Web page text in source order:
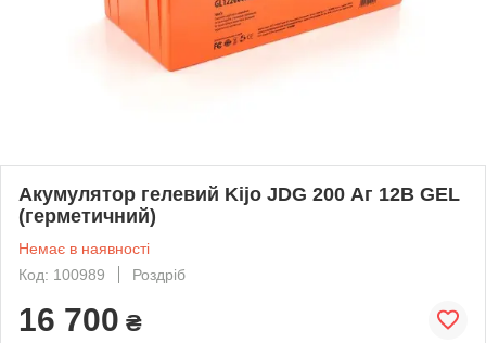
Акумулятор гелевий Kijo JDG 200 Аг 12В GEL
(герметичний)
Немає в наявності
Код: 100989
Роздріб
16 700 ₴